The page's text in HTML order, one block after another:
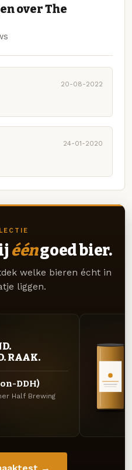
over The
20-08-2022
24-01-2020
ééngoed bier.
welke bieren écht in
liggen.
RAAK.
DDH)
Half Brewing